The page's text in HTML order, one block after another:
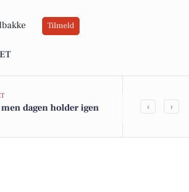
Tilmeld
dagen holder igen ‹ ›